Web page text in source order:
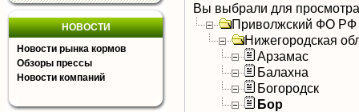
НОВОСТИ
Новости рынка кормов
Обзоры прессы
Новости компаний
Вы выбрали для
Приволжский ФО РФ
Нижегородская
Арзамас
Балахна
Богородск
Бор